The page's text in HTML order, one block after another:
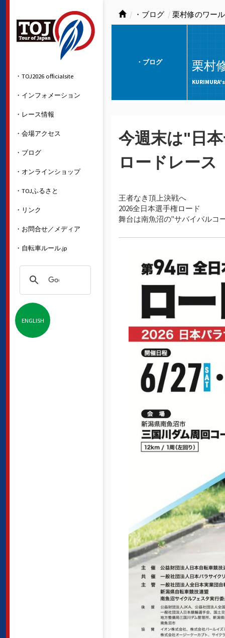
・TOJ2026 officialsite
・インフォメーション
・レース情報
・会場アクセス
・ブログ
・オンラインショップ
・TOJふるさと
・リンク
・お問合せ／メディア
・自転車ルール.jp
ENGLISH
・ブログ 栗村修のワー
・ブログ 栗村
今週末は"日
ロードレース
王者なき頂上決戦へ
2026全日本選手権ロード
舞台は南魚沼の"サバイバルコ